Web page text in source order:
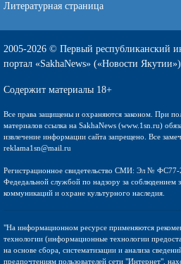
Литературная страница
2005-2026 © Первый республиканский
портал «SakhaNews» («Новости Якутии»)
Содержит материалы 18+
Все права защищены и охраняются законом. При
материалов ссылка на SakhaNews (www.1sn.ru)
извлечение информации сайта запрещено. Все
reklama1sn@mail.ru
Регистрационное свидетельство СМИ: Эл № ФС77-
Федедальной службой по надзору за соблюдением
коммуникаций и охране культурного наследия.
"На информационном ресурсе применяются
технологии (информационные технологии
на основе сбора, систематизации и анализа
предпочтениям пользователей сети "Интернет",